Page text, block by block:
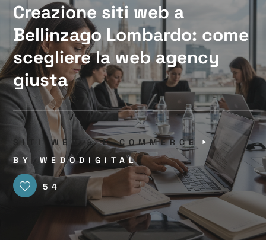
Creazione siti web a
Bellinzago Lombardo: come
scegliere la web agency
giusta
SITI WEB & E-COMMERCE
BY WEDODIGITAL
54